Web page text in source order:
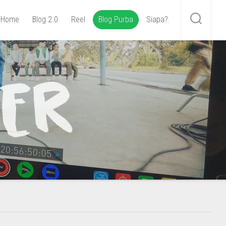
Home Blog 2.0 Reel Blog Purba Siapa?